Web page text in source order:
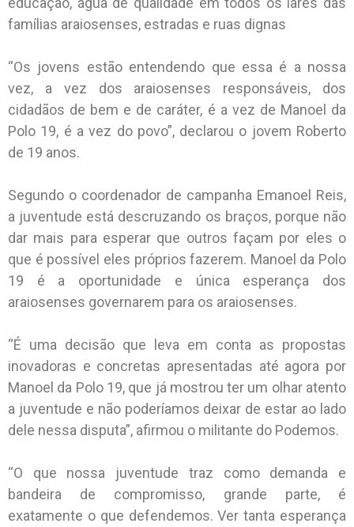
famílias araiosenses, estradas e ruas dignas
“Os jovens estão entendendo que essa é a nossa
vez, a vez dos araiosenses responsáveis, dos
cidadãos de bem e de caráter, é a vez de Manoel da
Polo 19, é a vez do povo”, declarou o jovem Roberto
de 19 anos.
Segundo o coordenador de campanha Emanoel Reis,
a juventude está descruzando os braços, porque não
dar mais para esperar que outros façam por eles o
que é possível eles próprios fazerem. Manoel da Polo
19 é a oportunidade e única esperança dos
araiosenses governarem para os araiosenses.
“É uma decisão que leva em conta as propostas
inovadoras e concretas apresentadas até agora por
Manoel da Polo 19, que já mostrou ter um olhar atento
a juventude e não poderíamos deixar de estar ao lado
dele nessa disputa”, afirmou o militante do Podemos.
“O que nossa juventude traz como demanda e
bandeira de compromisso, grande parte, é
exatamente o que defendemos. Ver tanta esperança